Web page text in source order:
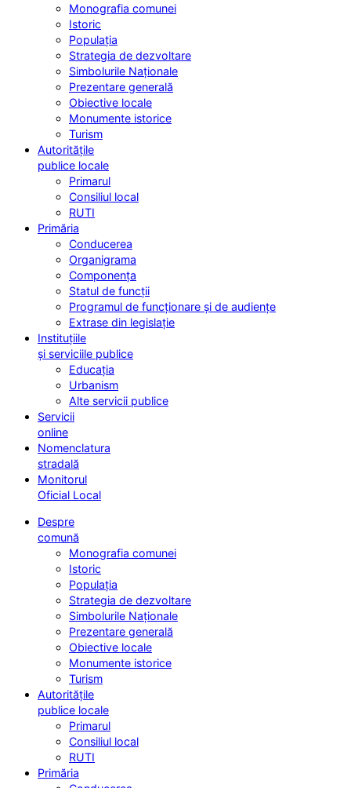
Monografia comunei
Istoric
Populația
Strategia de dezvoltare
Simbolurile Naționale
Prezentare generală
Obiective locale
Monumente istorice
Turism
Autoritățile
publice locale
Primarul
Consiliul local
RUTI
Primăria
Conducerea
Organigrama
Componența
Statul de funcții
Programul de funcționare și de audiențe
Extrase din legislație
Instituțiile
și serviciile publice
Educația
Urbanism
Alte servicii publice
Servicii
online
Nomenclatura
stradală
Monitorul
Oficial Local
Despre
comună
Monografia comunei
Istoric
Populația
Strategia de dezvoltare
Simbolurile Naționale
Prezentare generală
Obiective locale
Monumente istorice
Turism
Autoritățile
publice locale
Primarul
Consiliul local
RUTI
Primăria